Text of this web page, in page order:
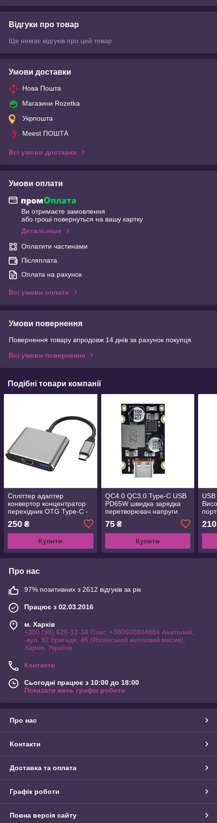
Відгуки про товар
Ще немає відгуків про цей товар
Умови доставки
Нова Пошта
Магазини Rozetka
Укрпошта
Meest ПОШТА
Всі умови доставки
Умови оплати
Ви отримаєте замовлення
або гроші повернуться на вашу картку
Детальніше
Оплатити частинами
Післяплата
Оплата на рахунок
Всі умови оплати
Умови повернення
Повернення товару впродовж 14 днів за рахунок покупця
Всі умови повернення
Подібні товари компанії
Спліттер адаптер
конвертор концентратор
перехідник OTG Type-C -
250 ₴
Купити
QC4.0 QC3.0 Type-C USB
PD65W швидка зарядка
перетворювач напруги
75₴
Купити
210
Про нас
97% позитивних з 2612 відгуків за рік
Працює з 02.03.2016
м. Харків
+380 (98) 626-12-34 Олег; +380500804884 Анатолий;
-вул. 92 бригади, 46 (Роганський житловий масив),
Харків, Україна
Контакти
Сьогодні працює з 10:00 до 18:00
Показати весь графік роботи
Про нас
Контакти
Доставка та оплата
Графік роботи
Повна версія сайту